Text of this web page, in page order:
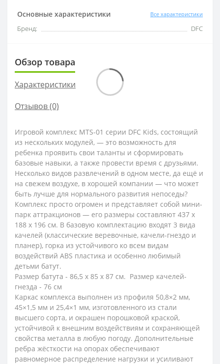
Основные характеристики Все характеристики
Бренд: DFC
Обзор товара
Характеристики
Отзывов (0)
Игровой комплекс MTS-01 серии DFC Kids, состоящий
из нескольких модулей, — это возможность для
ребенка проявить свои таланты и сформировать
базовые навыки, а также провести время с друзьями.
Несколько видов развлечений в одном месте, да ещё и
на свежем воздухе, в хорошей компании — что может
быть лучше для нормального развития непоседы?
Комплекс просто огромен и представляет собой мини-
парк аттракционов — его размеры составляют 437 х
188 х 196 см. В базовую комплектацию входят 3 вида
качелей (классические веревочные, качели-гнездо и
планер), горка из устойчивого ко всем видам
воздействий ABS пластика и особенно любимый
детьми батут.
Размер батута - 86,5 х 85 х 87 см. Размер качелей-
гнезда - 76 см
Каркас комплекса выполнен из профиля 50,8×2 мм,
45×1,5 мм и 25,4×1 мм, изготовленного из стали
высшего сорта, и окрашен порошковой краской,
устойчивой к внешним воздействиям и сохраняющей
свойства металла в любую погоду. Дополнительные
ребра жёсткости на опорах обеспечивают
равномерное распределение нагрузки и усиливают
Добро пожаловать!
Политика Безопасности
Подписаться